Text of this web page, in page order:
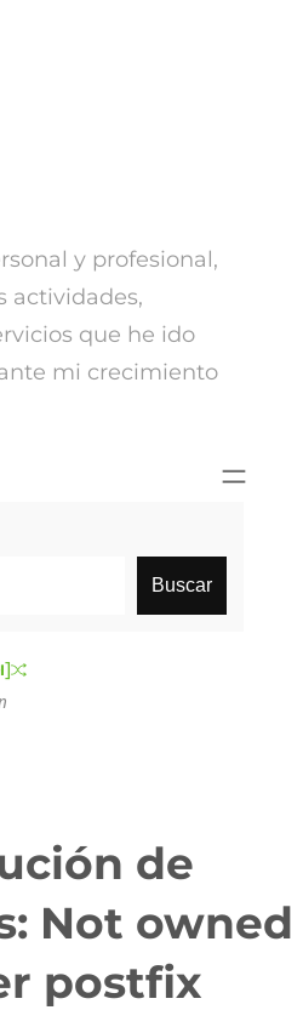
y profesional,
actividades,
que he ido
mi crecimiento
Buscar
de
Not owned
postfix